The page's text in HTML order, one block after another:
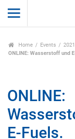
Home Events
2021
ONLINE: Wasserstoff und
ONLINE:
E-Fuels.